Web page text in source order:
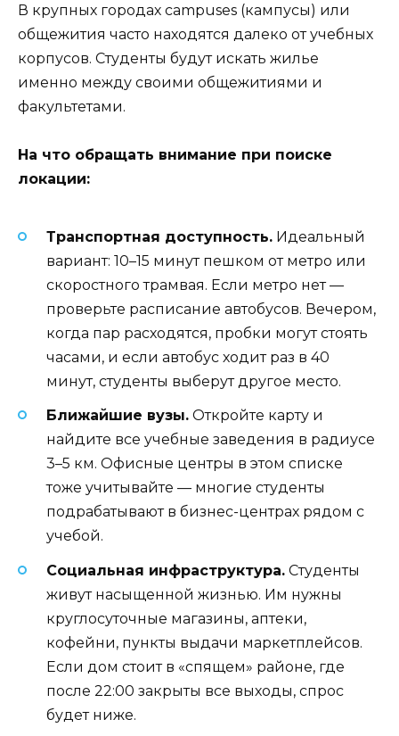
В крупных городах campuses (кампусы) или
общежития часто находятся далеко от учебных
корпусов. Студенты будут искать жилье
именно между своими общежитиями и
факультетами.
На что обращать внимание при поиске
локации:
Транспортная доступность. Идеальный
вариант: 10–15 минут пешком от метро или
скоростного трамвая. Если метро нет —
проверьте расписание автобусов. Вечером,
когда пар расходятся, пробки могут стоять
часами, и если автобус ходит раз в 40
минут, студенты выберут другое место.
Ближайшие вузы. Откройте карту и
найдите все учебные заведения в радиусе
3–5 км. Офисные центры в этом списке
тоже учитывайте — многие студенты
подрабатывают в бизнес-центрах рядом с
учебой.
Социальная инфраструктура. Студенты
живут насыщенной жизнью. Им нужны
круглосуточные магазины, аптеки,
кофейни, пункты выдачи маркетплейсов.
Если дом стоит в «спящем» районе, где
после 22:00 закрыты все выходы, спрос
будет ниже.